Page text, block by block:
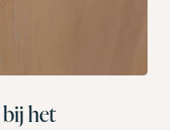
bij het